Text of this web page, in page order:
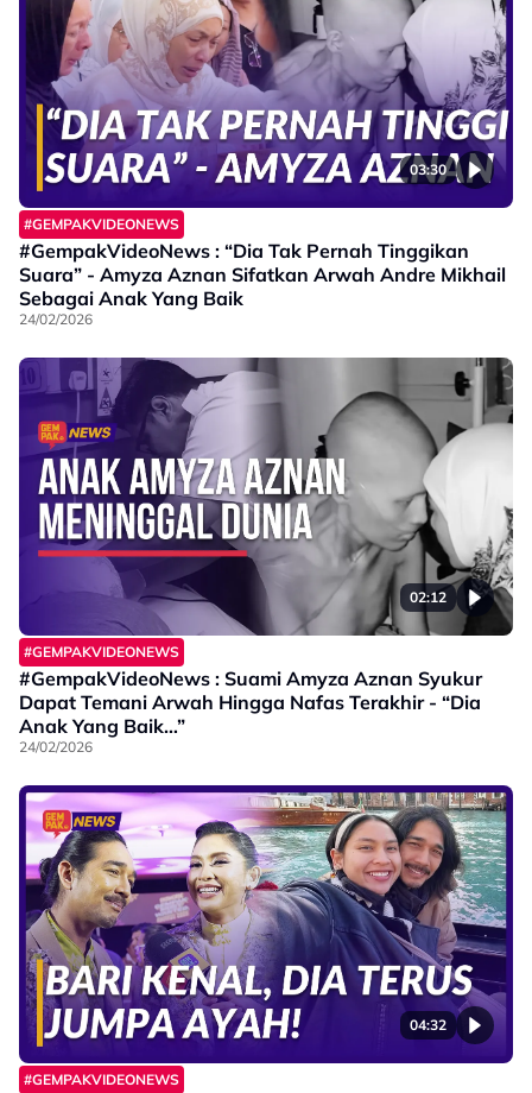
03:30
#GEMPAKVIDEONEWS
#GempakVideoNews : “Dia Tak Pernah Tinggikan
Suara” - Amyza Aznan Sifatkan Arwah Andre Mikhail
Sebagai Anak Yang Baik
24/02/2026
02:12
#GEMPAKVIDEONEWS
#GempakVideoNews : Suami Amyza Aznan Syukur
Dapat Temani Arwah Hingga Nafas Terakhir - “Dia
Anak Yang Baik…”
24/02/2026
04:32
#GEMPAKVIDEONEWS